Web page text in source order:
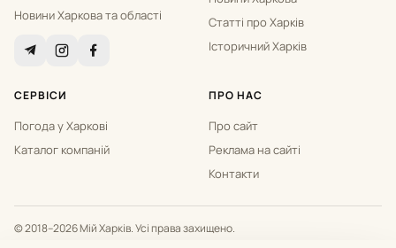
Новини Харкова та області
Статті про Харків
Історичний Харків
СЕРВІСИ
Погода у Харкові
Каталог компаній
ПРО НАС
Про сайт
Реклама на сайті
Контакти
© 2018–2026 Мій Харків. Усі права захищено.